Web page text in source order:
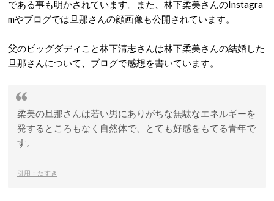
である事も明かされています。また、林下柔美さんのInstagra
mやブログでは旦那さんの顔画像も公開されています。
父のビッグダディこと林下清志さんは林下柔美さんの結婚した
旦那さんについて、ブログで感想を書いています。
柔美の旦那さんは若い男にありがちな無駄なエネルギーを
発するところもなく自然体で、とても好感をもてる青年で
す。
引用：たすき